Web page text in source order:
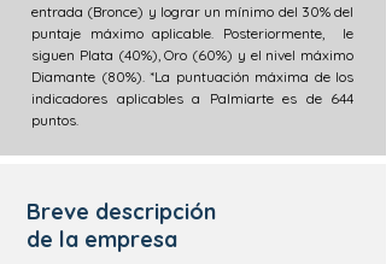
entrada (Bronce) y lograr un mínimo del 30% del
puntaje máximo aplicable. Posteriormente, le
siguen Plata (40%), Oro (60%) y el nivel máximo
Diamante (80%). *La puntuación máxima de los
indicadores aplicables a Palmiarte es de 644
puntos.
Breve descripción
de la empresa